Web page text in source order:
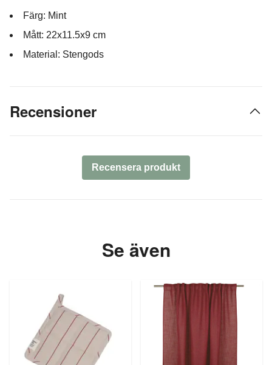
Färg: Mint
Mått: 22x11.5x9 cm
Material: Stengods
Recensioner
Recensera produkt
Se även